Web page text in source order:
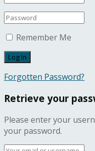
Remember Me
Forgotten Password?
Retrieve your
Please enter your
your password.